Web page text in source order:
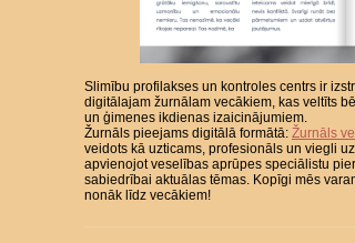
Slimību profilakses un kontroles centrs ir
digitālajam žurnālam vecākiem, kas veltīts
un ģimenes ikdienas izaicinājumiem.
Žurnāls pieejams digitālā formātā: Žurnāls
veidots kā uzticams, profesionāls un viegli
apvienojot veselības aprūpes speciālistu
sabiedrībai aktuālas tēmas. Kopīgi mēs
nonāk līdz vecākiem!